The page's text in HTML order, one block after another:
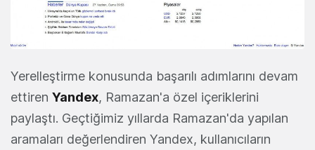
Yerelleştirme konusunda başarılı adımlarını devam
ettiren Yandex, Ramazan'a özel içeriklerini
paylaştı. Geçtiğimiz yıllarda Ramazan'da yapılan
aramaları değerlendiren Yandex, kullanıcıların